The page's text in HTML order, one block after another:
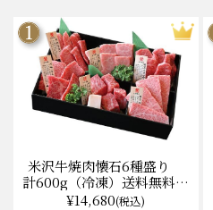
米沢牛焼肉懐石6種盛り
計600g（冷凍）送料無料
化粧箱入
¥14,680(税込)